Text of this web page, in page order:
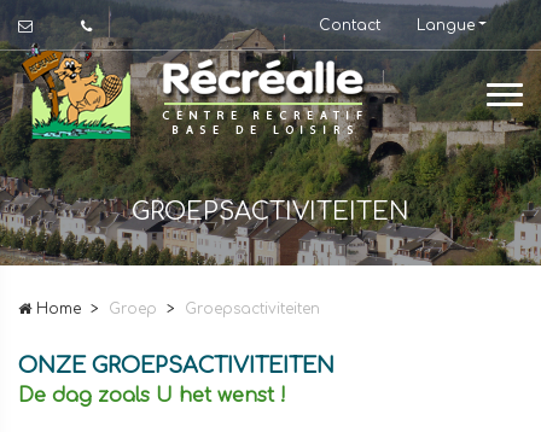
Contact Langue
GROEPSACTIVITEITEN
Home Groep Groepsactiviteiten
ONZE GROEPSACTIVITEITEN
De dag zoals U het wenst !